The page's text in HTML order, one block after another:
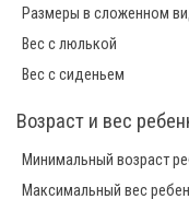
Размеры в сложенном
Вес с люлькой
Вес с сиденьем
Возраст и вес
Минимальный возраст
Максимальный вес